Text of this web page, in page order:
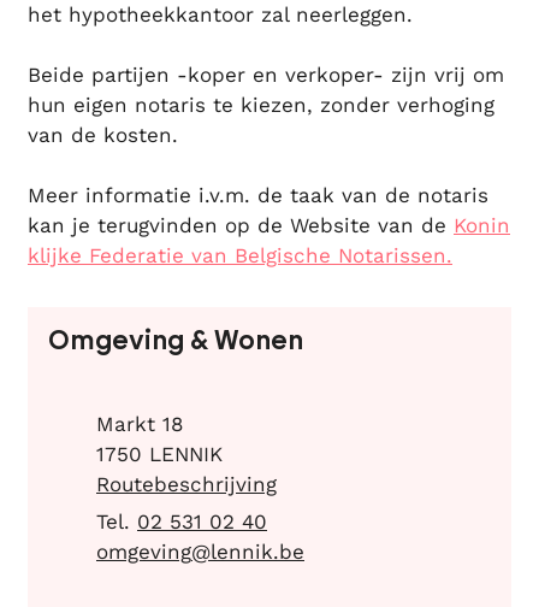
het hypotheekkantoor zal neerleggen.
Beide partijen -koper en verkoper- zijn vrij om
hun eigen notaris te kiezen, zonder verhoging
van de kosten.
Meer informatie i.v.m. de taak van de notaris
kan je terugvinden op de Website van de Konin
klijke Federatie van Belgische Notarissen.
Omgeving & Wonen
AdresMarkt 18
,1750 LENNIK
Routebeschrijving
02 531 02 40
E-mailomgeving@lennik.be